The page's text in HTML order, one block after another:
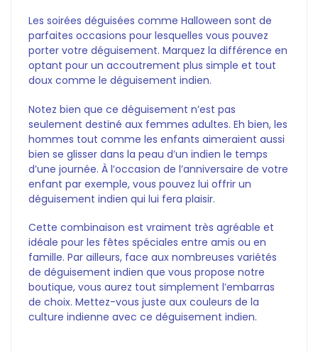
Les soirées déguisées comme Halloween sont de
parfaites occasions pour lesquelles vous pouvez
porter votre déguisement. Marquez la différence en
optant pour un accoutrement plus simple et tout
doux comme le déguisement indien.
Notez bien que ce déguisement n’est pas
seulement destiné aux femmes adultes. Eh bien, les
hommes tout comme les enfants aimeraient aussi
bien se glisser dans la peau d’un indien le temps
d’une journée. À l’occasion de l’anniversaire de votre
enfant par exemple, vous pouvez lui offrir un
déguisement indien qui lui fera plaisir.
Cette combinaison est vraiment très agréable et
idéale pour les fêtes spéciales entre amis ou en
famille. Par ailleurs, face aux nombreuses variétés
de déguisement indien que vous propose notre
boutique, vous aurez tout simplement l’embarras
de choix. Mettez-vous juste aux couleurs de la
culture indienne avec ce déguisement indien.